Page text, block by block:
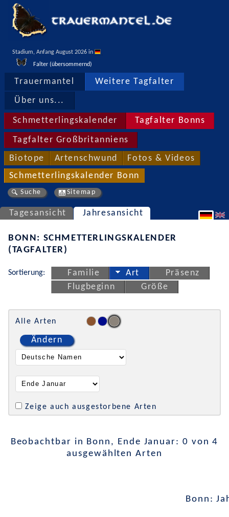
Stadium, Anfang August 2026 in
Falter (übersommernd)
Trauermantel Weitere Tagfalter
Über uns...
Schmetterlingskalender Tagfalter Bonns
Tagfalter Großbritanniens
Biotope Artenschwund Fotos & Videos
Schmetterlingskalender Bonn
Suche Sitemap
Tagesansicht Jahresansicht
BONN: SCHMETTERLINGSKALENDER
(TAGFALTER)
Sortierung: Familie Art
Präsenz
Flugbeginn
Größe
Alle Arten
Ändern
Zeige auch ausgestorbene Arten
Beobachtbar in Bonn, Ende Januar: 0 von 4
ausgewählten Arten
Bonn: